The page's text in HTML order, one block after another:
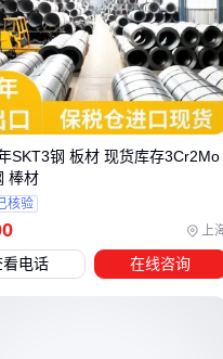
钢的最终性能？
一个技术分水岭。不同于
耐热钢焊条
，否则焊缝
。预热温度控制尤为关键
改变母材微观结构。
中小型部件，确保温度均匀
部件，但成本明显更高
上
SKT3钢 板材 现货库存3Cr2Mo
棒材
核验
看电话 在线咨询